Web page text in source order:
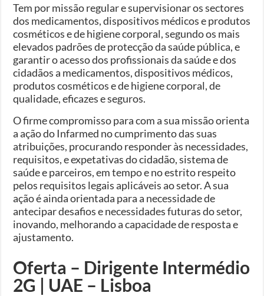
Tem por missão regular e supervisionar os sectores
dos medicamentos, dispositivos médicos e produtos
cosméticos e de higiene corporal, segundo os mais
elevados padrões de protecção da saúde pública, e
garantir o acesso dos profissionais da saúde e dos
cidadãos a medicamentos, dispositivos médicos,
produtos cosméticos e de higiene corporal, de
qualidade, eficazes e seguros.
O firme compromisso para com a sua missão orienta
a ação do Infarmed no cumprimento das suas
atribuições, procurando responder às necessidades,
requisitos, e expetativas do cidadão, sistema de
saúde e parceiros, em tempo e no estrito respeito
pelos requisitos legais aplicáveis ao setor. A sua
ação é ainda orientada para a necessidade de
antecipar desafios e necessidades futuras do setor,
inovando, melhorando a capacidade de resposta e
ajustamento.
Oferta – Dirigente Intermédio
2G | UAE – Lisboa